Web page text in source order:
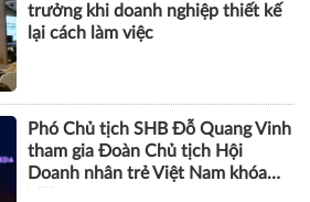
trưởng khi doanh nghiệp thiết kế
lại cách làm việc
Phó Chủ tịch SHB Đỗ Quang Vinh
tham gia Đoàn Chủ tịch Hội
Doanh nhân trẻ Việt Nam khóa